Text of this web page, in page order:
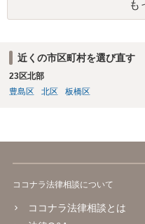
も
近くの市区町村を選び直す
23区北部
豊島区
北区 板橋区
ココナラ法律相談について
ココナラ法律相談とは